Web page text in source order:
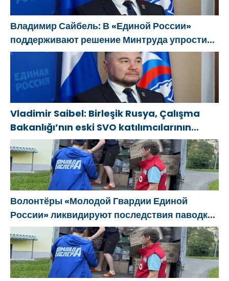
области
çocukların ve
gençlerin
yaratıcılığını
desteklemeye
yönelik
sistemli
kararlarına
dikkat çekti
Владимир Сайбель: В «Единой России»
поддерживают решение Минтруда упростить
для бывших участников СВО получение
соцконтракта
Vladimir Saibel: Birleşik Rusya, Çalışma
Bakanlığı’nın eski SVO katılımcılarının
sosyal sözleşme edinme sürecini
basitleştirme kararını destekliyor
Волонтёры «Молодой Гвардии Единой
России» ликвидируют последствия паводков
на Урале и Дальнем Востоке